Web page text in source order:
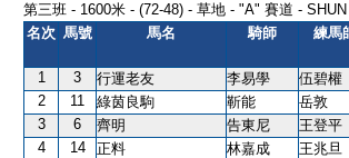
第三班 - 1600米 - (72-48) - 草地 - "A" 賽道 -
名次 馬號 馬名 騎師 練馬
1 3 行運老友 李易學 伍碧權
2
11 綠茵良駒 靳能 岳敦
3
6 齊明 告東尼 王登平
4
14 正料 林嘉成 王兆旦